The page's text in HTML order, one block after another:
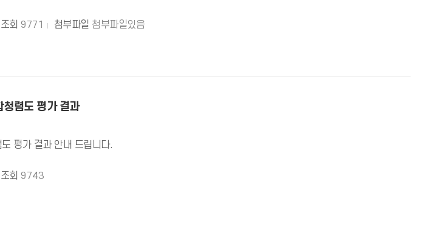
조회 9771 첨부파일 첨부파일있음
청렴도 평가 결과
평가 결과 안내 드립니다.
조회 9743